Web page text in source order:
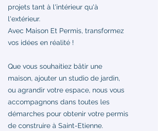
projets tant à l'intérieur qu'à
l'extérieur.
Avec Maison Et Permis, transformez
vos idées en réalité !
Que vous souhaitiez bâtir une
maison, ajouter un studio de jardin,
ou agrandir votre espace, nous vous
accompagnons dans toutes les
démarches pour obtenir votre permis
de construire à Saint-Etienne.